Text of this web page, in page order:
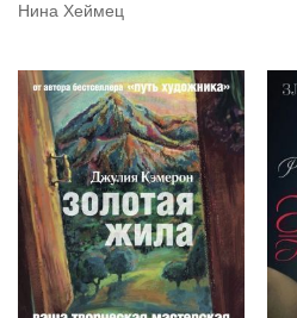
Нина Хеймец